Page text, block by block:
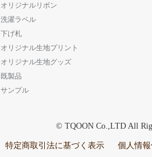
オリジナルリボン
洗濯ラベル
下げ札
オリジナル生地プリント
オリジナル生地グッズ
既製品
サンプル
© TQOON Co.,LTD All
特定商取引法に基づく表示 個人情